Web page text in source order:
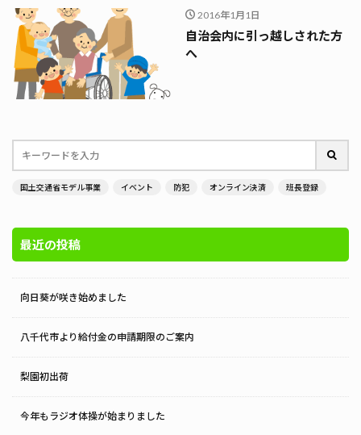
2016年1月1日
自治会内に引っ越しされた方
へ
国土交通省モデル事業 イベント 防犯 オンライン決済 班長登録
最近の投稿
向日葵が咲き始めました
八千代市より給付金の申請期限のご案内
梨園初出荷
今年もラジオ体操が始まりました